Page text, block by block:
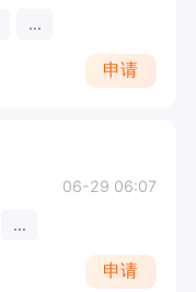
...
申请
06-29 06:07
...
申请